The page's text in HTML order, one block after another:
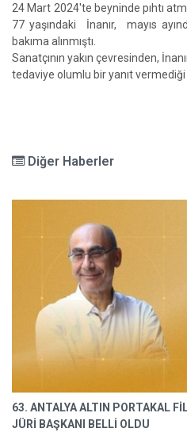
24 Mart 2024'te beyninde pıhtı
77 yaşındaki İnanır, mayıs
bakıma alınmıştı.
Sanatçının yakın çevresinden,
tedaviye olumlu bir yanıt vermediği
Diğer Haberler
63. ANTALYA ALTIN PORTAKAL
JÜRİ BAŞKANI BELLİ OLDU